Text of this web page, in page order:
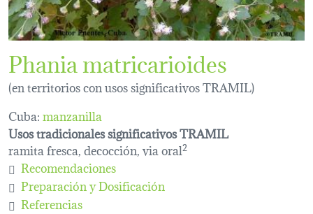
Phania matricarioides
(en territorios con usos significativos TRAMIL)
Cuba:manzanilla
Usos tradicionales significativos TRAMIL
ramita fresca, decocción, via oral2
Recomendaciones
Preparación y Dosificación
Referencias